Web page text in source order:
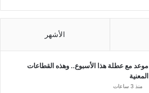
الأشهر
موعد مع عطلة هذا الأسبوع.. وهذه القطاعات
المعنية
منذ 3 ساعات